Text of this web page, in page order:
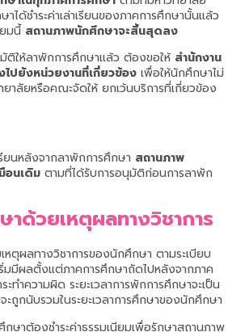
ได้ชำระค่าเล่าเรียนของภาคการศึกษานั้นแล้ว
ยมนี้ สถานภาพนักศึกษาจะสิ้นสุดลง
ติให้ลาพักการศึกษาแล้ว ต้องขอให้ สำนักงาน
ปยังหน่วยงานที่เกี่ยวข้อง เพื่อให้นักศึกษาไม่
าลัยหรือคณะจัดให้ ยกเว้นบริการที่เกี่ยวข้อง
ยนหลังจากลาพักการศึกษา สถานภาพ
อนเดิม ตามที่ได้รับการอนุมัติก่อนการลาพัก
ด้วยเหตุผลทางวิชาการ
หตุผลทางวิชาการของนักศึกษา ตามระเบียบ
มมีผลตั้งแต่ภาคการศึกษาถัดไปหลังจากภาค
ทำความผิด ระยะเวลาการพักการศึกษาจะเป็น
ะถูกนับรวมในระยะเวลาการศึกษาของนักศึกษา
ษาต้องชำระค่าธรรมเนียมเพื่อรักษาสถานภาพ